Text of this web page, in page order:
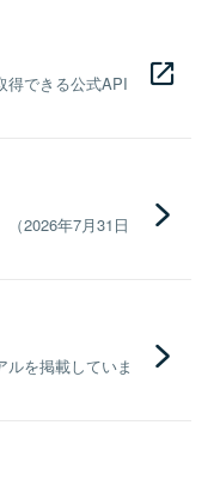
得できる公式API
2026年7月31日
を掲載していま